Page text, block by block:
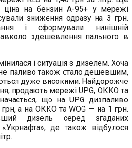
ціна на бензин А-95+ у мережі
зниження одразу на 3 грн.
і сформували нинішній
здешевлення пального в
і ситуація з дизелем. Хоча
паливо також стало дешевшим,
дуже високими. Найдорожче
продають мережі UPG, ОККО та
що на UPG дизпаливо
а на ОККО та WOG — на 1 грн.
дизель серед згаданих
де також відбулося